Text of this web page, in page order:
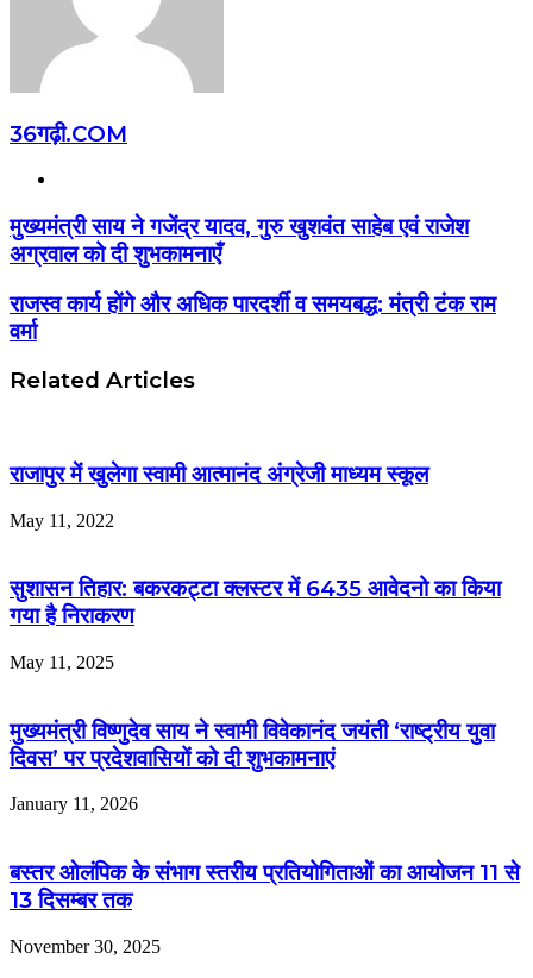
36गढ़ी.COM
मुख्यमंत्री साय ने गजेंद्र यादव, गुरु खुशवंत साहेब एवं राजेश
अग्रवाल को दी शुभकामनाएँ
राजस्व कार्य होंगे और अधिक पारदर्शी व समयबद्ध: मंत्री टंक राम
वर्मा
Related Articles
राजापुर में खुलेगा स्वामी आत्मानंद अंग्रेजी माध्यम स्कूल
May 11, 2022
सुशासन तिहार: बकरकट्टा क्लस्टर में 6435 आवेदनो का किया
गया है निराकरण
May 11, 2025
मुख्यमंत्री विष्णुदेव साय ने स्वामी विवेकानंद जयंती ‘राष्ट्रीय युवा
दिवस’ पर प्रदेशवासियों को दी शुभकामनाएं
January 11, 2026
बस्तर ओलंपिक के संभाग स्तरीय प्रतियोगिताओं का आयोजन 11 से
13 दिसम्बर तक
November 30, 2025